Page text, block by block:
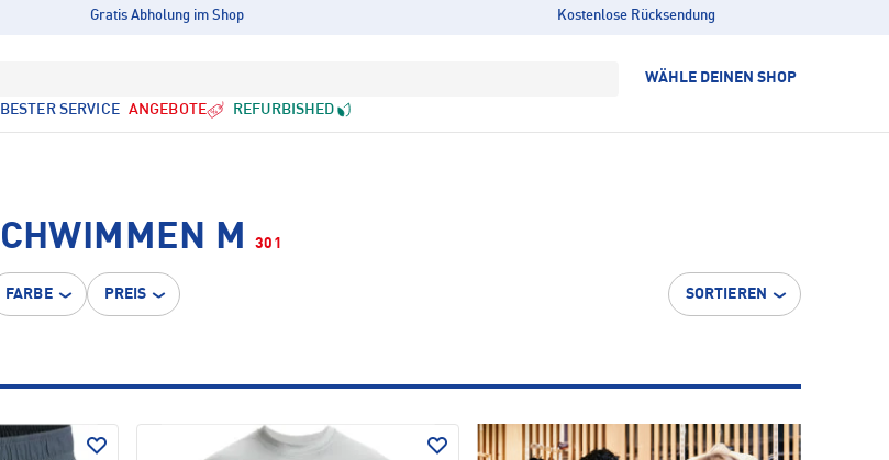
Gratis Abholung im Shop Kostenlose Rücksendung
WÄHLE DEINEN SHOP
BESTER SERVICE ANGEBOTE REFURBISHED
M 301
FARBE PREIS SORTIEREN